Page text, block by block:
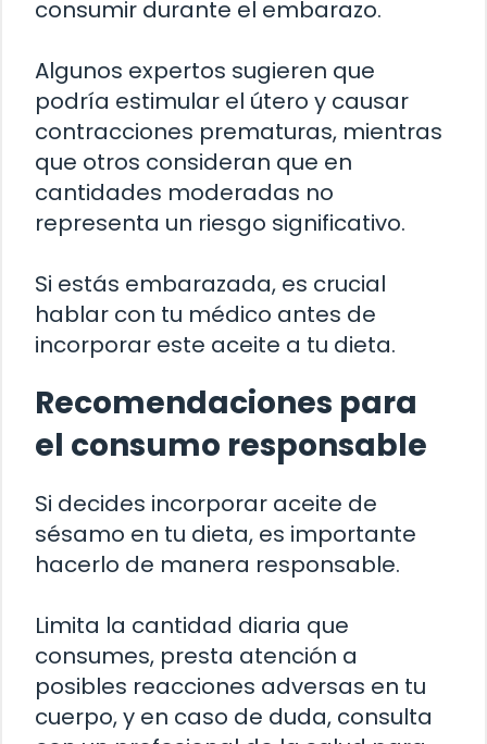
consumir durante el embarazo.
Algunos expertos sugieren que
podría estimular el útero y causar
contracciones prematuras, mientras
que otros consideran que en
cantidades moderadas no
representa un riesgo significativo.
Si estás embarazada, es crucial
hablar con tu médico antes de
incorporar este aceite a tu dieta.
Recomendaciones para
el consumo responsable
Si decides incorporar aceite de
sésamo en tu dieta, es importante
hacerlo de manera responsable.
Limita la cantidad diaria que
consumes, presta atención a
posibles reacciones adversas en tu
cuerpo, y en caso de duda, consulta